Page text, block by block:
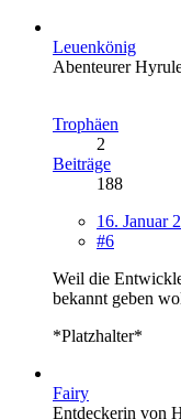
Leuenkönig
Abenteurer
Trophäen
2
Beiträge
188
16. Januar
#6
Weil die
bekannt geben
*Platzhalter*
Fairy
Entdeckerin von